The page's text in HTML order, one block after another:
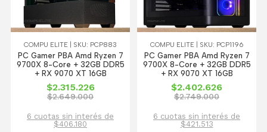
COMPU ELITE | SKU: PCP883
PC Gamer PBA Amd Ryzen 7
9700X 8-Core + 32GB DDR5
+ RX 9070 XT 16GB
$2.315.226
$2.649.000
6 cuotas sin interés de
$406.180
COMPU ELITE | SKU: PCP1196
PC Gamer PBA Amd Ryzen 7
9700X 8-Core + 32GB DDR5
+ RX 9070 XT 16GB
$2.402.626
$2.749.000
6 cuotas sin interés de
$421.513